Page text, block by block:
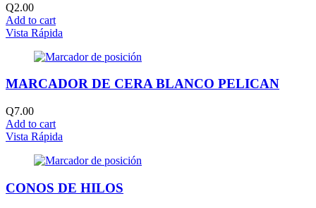
Q2.00
Add to cart
Vista Rápida
MARCADOR DE CERA BLANCO PELICAN
Q7.00
Add to cart
Vista Rápida
CONOS DE HILOS